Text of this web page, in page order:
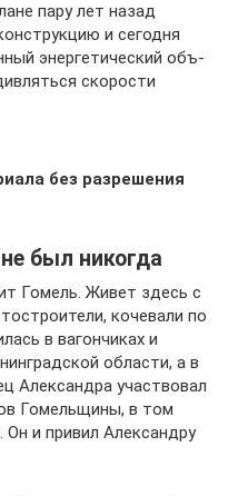
пару лет назад
и сегодня
энергетический объ­
скорости
без разрешения
был никогда
Гомель. Живет здесь с
кочевали по
в вагончиках и
области, а в
Александра участвовал
Гомельщины, в том
и привил Александру